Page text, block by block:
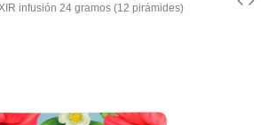
infusión 24 gramos (12 pirámides)